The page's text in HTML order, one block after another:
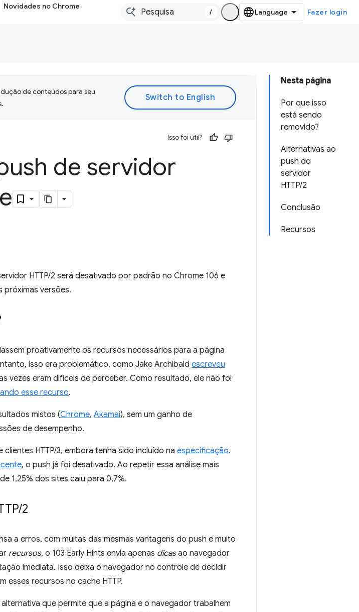
Novidades no Chrome
/ Fazer login
Nesta página
Por que isso
está sendo
removido?
Alternativas ao
push do
servidor
HTTP/2
Conclusão
Recursos
de conteúdos para seu
Isso foi útil?
de servidor
HTTP/2 será desativado por padrão no Chrome 106 e
próximas versões.
proativamente os recursos necessários para a página
isso era problemático, como Jake Archibald escreveu
vezes eram difíceis de perceber. Como resultado, ele não foi
esse recurso.
mistos (Chrome, Akamai), sem um ganho de
de desempenho.
HTTP/3, embora tenha sido incluído na especificação.
, o push já foi desativado. Ao repetir essa análise mais
1,25% dos sites caiu para 0,7%.
/2
a erros, com muitas das mesmas vantagens do push e muito
recursos, o 103 Early Hints envia apenas dicasao navegador
imediata. Isso deixa o navegador no controle de decidir
esses recursos no cache HTTP.
que permite que a página e o navegador trabalhem